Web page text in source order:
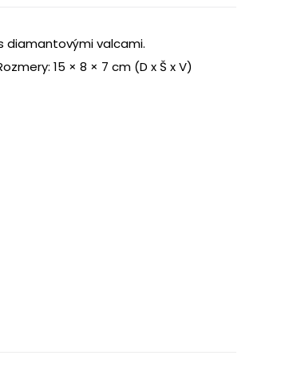
diamantovými valcami.
15 × 8 × 7 cm (D x Š x V)